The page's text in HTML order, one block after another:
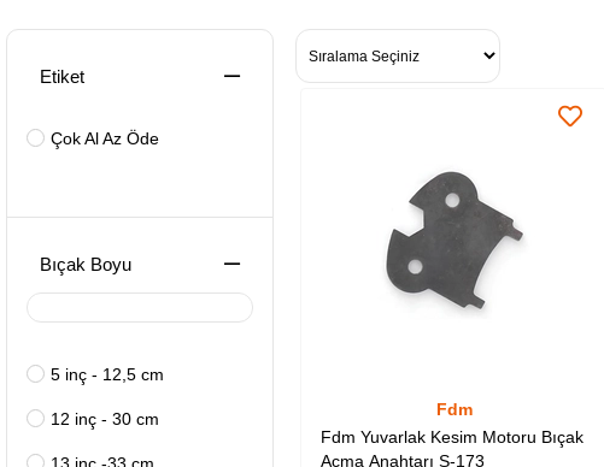
Etiket
Çok Al Az Öde
Bıçak Boyu
5 inç - 12,5 cm
12 inç - 30 cm
Fdm
Fdm Yuvarlak Kesim Motoru Bıçak
Açma Anahtarı S-173